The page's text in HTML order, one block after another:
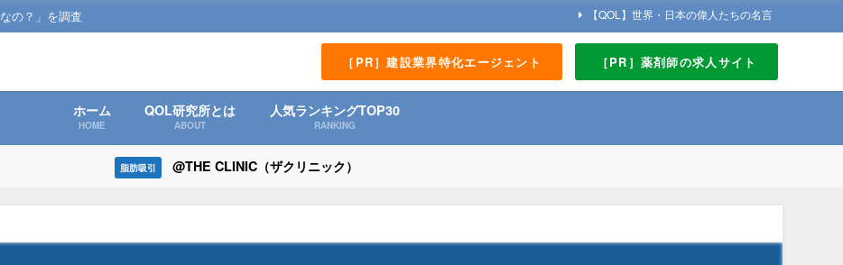
の？」を調査 【QOL】世界・日本の偉人たちの名言
［PR］建設業界特化エージェント ［PR］薬剤師の求人サイト
ホーム
HOME
QOL研究所とは
ABOUT
人気ランキングTOP30
RANKING
脂肪吸引 @THE CLINIC（ザクリニック）